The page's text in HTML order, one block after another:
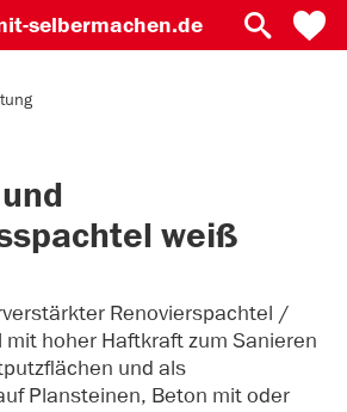
selbermachen.de
weiß
Renovierspachtel /
hoher Haftkraft zum Sanieren
und als
Plansteinen, Beton mit oder